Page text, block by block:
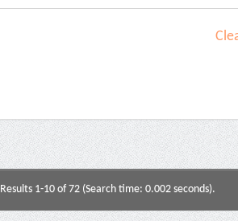
Results 1-10 of 72 (Search time: 0.002 seconds).